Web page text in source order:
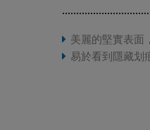
美麗的堅實表面
易於看到隱藏划